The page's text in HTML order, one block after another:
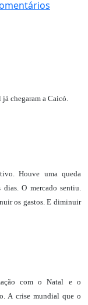
chegaram a Caicó.
Houve uma queda
O mercado sentiu.
os gastos. E diminuir
com o Natal e o
A crise mundial que o